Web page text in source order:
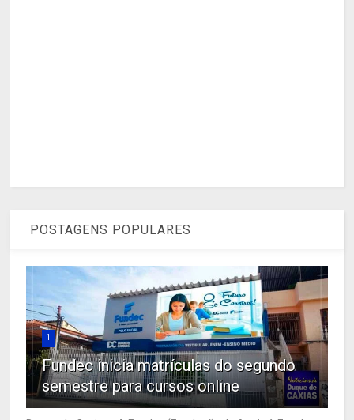
POSTAGENS POPULARES
1
Fundec inicia matrículas do segundo
semestre para cursos online